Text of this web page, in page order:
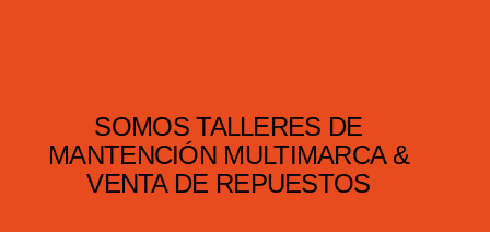
SOMOS TALLERES DE
MANTENCIÓN MULTIMARCA &
VENTA DE REPUESTOS